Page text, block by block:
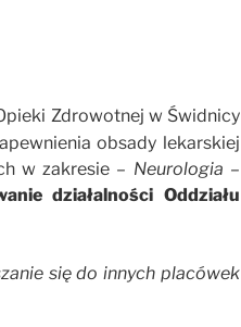
Zdrowotnej w Świdnicy
obsady lekarskiej
w zakresie – Neurologia –
działalności Oddziału
się do innych placówek